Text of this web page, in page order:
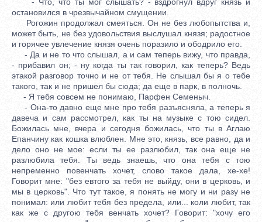
остановился в чрезвычайном смущении.
Рогожин продолжал смеяться. Он не без любопытства и,
может быть, не без удовольствия выслушал князя; радостное
и горячее увлечение князя очень поразило и ободрило его.
- Да и не то что слышал, а и сам теперь вижу, что правда,
- прибавил он; - ну когда ты так говорил, как теперь? Ведь
этакой разговор точно и не от тебя. Не слышал бы я о тебе
такого, так и не пришел бы сюда; да еще в парк, в полночь.
- Я тебя совсем не понимаю, Парфен Семеныч.
- Она-то давно еще мне про тебя разъясняла, а теперь я
давеча и сам рассмотрел, как ты на музыке с тою сидел.
Божилась мне, вчера и сегодня божилась, что ты в Аглаю
Епанчину как кошка влюблен. Мне это, князь, все равно, да и
дело оно не мое: если ты ее разлюбил, так она еще не
разлюбила тебя. Ты ведь знаешь, что она тебя с тою
непременно повенчать хочет, слово такое дала, хе-хе!
Говорит мне: "без евтого за тебя не выйду, они в церковь, и
мы в церковь". Что тут такое, я понять не могу и ни разу не
понимал: или любит тебя без предела, или... коли любит, так
как же с другою тебя венчать хочет? Говорит: "хочу его